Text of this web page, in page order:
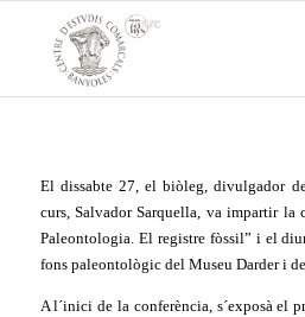
El dissabte 27, el biòleg, divulgador
curs, Salvador Sarquella, va impartir la
Paleontologia. El registre fòssil” i el
fons paleontològic del Museu Darder i
A l´inici de la conferència, s´exposà el